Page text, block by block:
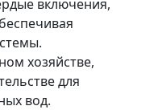
включения,
хозяйстве,
для
вод.